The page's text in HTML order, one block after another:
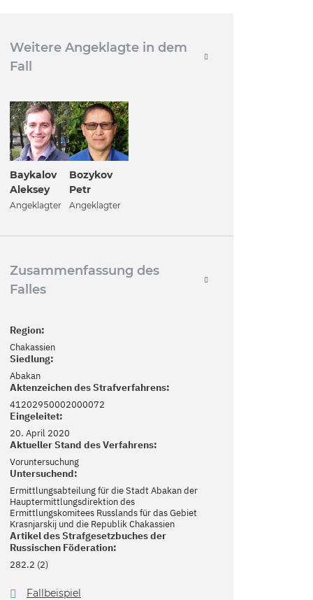
Weitere Angeklagte in dem
Fall
Baykalov
Aleksey
Angeklagter
Bozykov
Petr
Angeklagter
Zusammenfassung des
Falles
Region:
Chakassien
Siedlung:
Abakan
Aktenzeichen des Strafverfahrens:
41202950002000072
Eingeleitet:
20. April 2020
Aktueller Stand des Verfahrens:
Voruntersuchung
Untersuchend:
Ermittlungsabteilung für die Stadt Abakan der
Hauptermittlungsdirektion des
Ermittlungskomitees Russlands für das Gebiet
Krasnjarskij und die Republik Chakassien
Artikel des Strafgesetzbuches der
Russischen Föderation:
282.2 (2)
Fallbeispiel